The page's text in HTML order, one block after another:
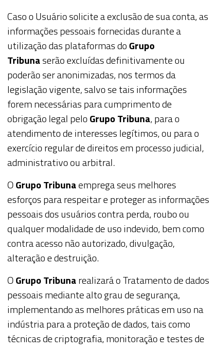
Caso oUsuáriosolicite a exclusão de sua conta, as
informações pessoais fornecidas durante a
utilização das plataformas doGrupo
Tribunaserão excluídas definitivamente ou
poderão ser anonimizadas, nos termos da
legislação vigente, salvo se tais informações
forem necessárias para cumprimento de
obrigação legal peloGrupo Tribuna, para o
atendimento de interesses legítimos, ou para o
exercício regular de direitos em processo judicial,
administrativo ou arbitral.
OGrupo Tribunaemprega seus melhores
esforços para respeitar e proteger as informações
pessoais dos usuários contra perda, roubo ou
qualquer modalidade de uso indevido, bem como
contra acesso não autorizado, divulgação,
alteração e destruição.
OGrupo Tribunarealizará oTratamento de dados
pessoaismediante alto grau de segurança,
implementando as melhores práticas em uso na
indústria para a proteção de dados, tais como
técnicas de criptografia, monitoração e testes de